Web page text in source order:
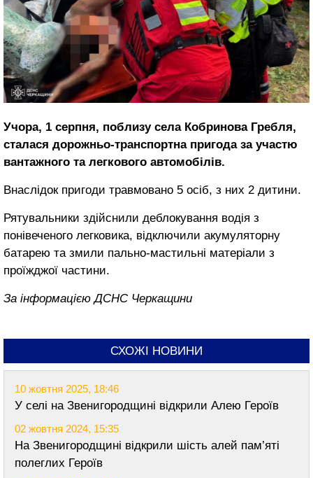
Учора, 1 серпня, поблизу села Кобринова Гребля,
сталася дорожньо-транспортна пригода за участю
вантажного та легкового автомобілів.
Внаслідок пригоди травмовано 5 осіб, з них 2 дитини.
Рятувальники здійснили деблокування водія з
понівеченого легковика, відключили акумуляторну
батарею та змили пально-мастильні матеріали з
проїжджої частини.
За інформацією ДСНС Черкащини
СХОЖІ НОВИНИ
10 жовтня 2025, 18:46
У селі на Звенигородщині відкрили Алею Героїв
02 жовтня 2024, 15:35
На Звенигородщині відкрили шість алей пам’яті
полеглих Героїв